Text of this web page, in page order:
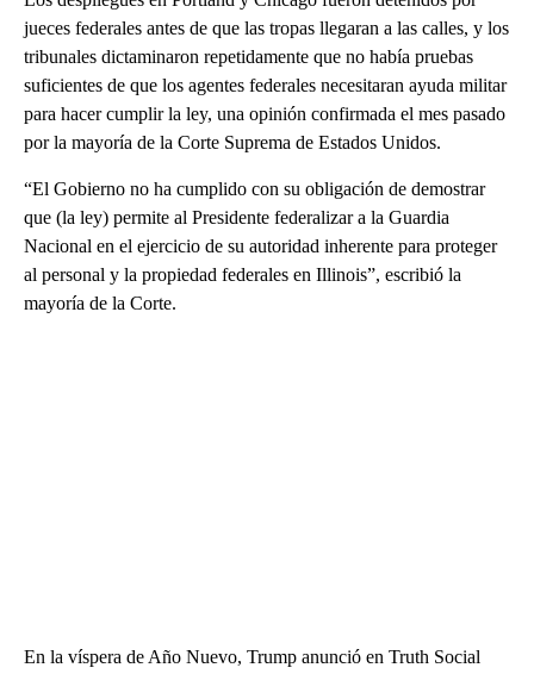
jueces federales antes de que las tropas llegaran a las calles, y los
tribunales dictaminaron repetidamente que no había pruebas
suficientes de que los agentes federales necesitaran ayuda militar
para hacer cumplir la ley, una opinión confirmada el mes pasado
por la mayoría de la Corte Suprema de Estados Unidos.
“El Gobierno no ha cumplido con su obligación de demostrar
que (la ley) permite al Presidente federalizar a la Guardia
Nacional en el ejercicio de su autoridad inherente para proteger
al personal y la propiedad federales en Illinois”, escribió la
mayoría de la Corte.
En la víspera de Año Nuevo, Trump anunció en Truth Social